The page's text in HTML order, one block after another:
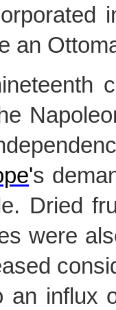
an
's
Dried
were
an influx